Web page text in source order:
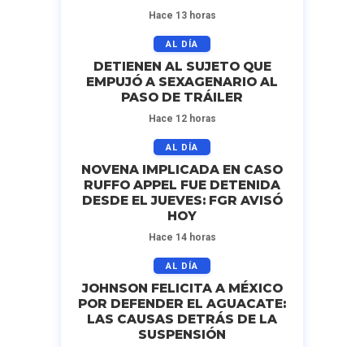
Hace 13 horas
AL DÍA
DETIENEN AL SUJETO QUE
EMPUJÓ A SEXAGENARIO AL
PASO DE TRÁILER
Hace 12 horas
AL DÍA
NOVENA IMPLICADA EN CASO
RUFFO APPEL FUE DETENIDA
DESDE EL JUEVES: FGR AVISÓ
HOY
Hace 14 horas
AL DÍA
JOHNSON FELICITA A MÉXICO
POR DEFENDER EL AGUACATE:
LAS CAUSAS DETRÁS DE LA
SUSPENSIÓN